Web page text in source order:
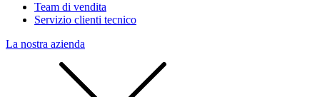
Team di vendita
Servizio clienti tecnico
La nostra azienda